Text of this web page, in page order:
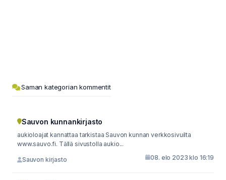
Saman kategorian kommentit
Sauvon kunnankirjasto
aukioloajat kannattaa tarkistaa Sauvon kunnan verkkosivuilta
www.sauvo.fi. Tällä sivustolla aukio...
Sauvon kirjasto 08. elo 2023 klo 16:19